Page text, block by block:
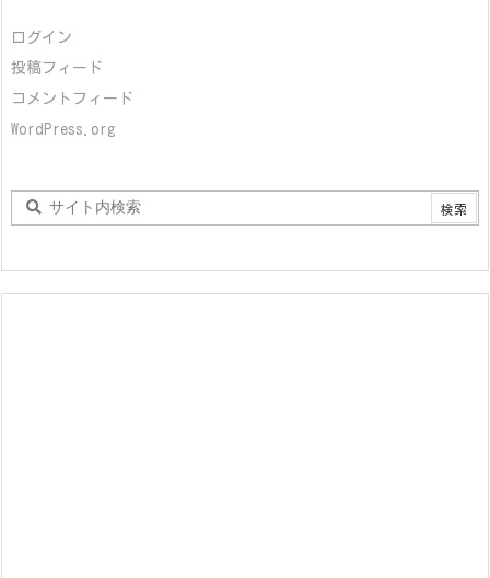
ログイン
投稿フィード
コメントフィード
WordPress.org